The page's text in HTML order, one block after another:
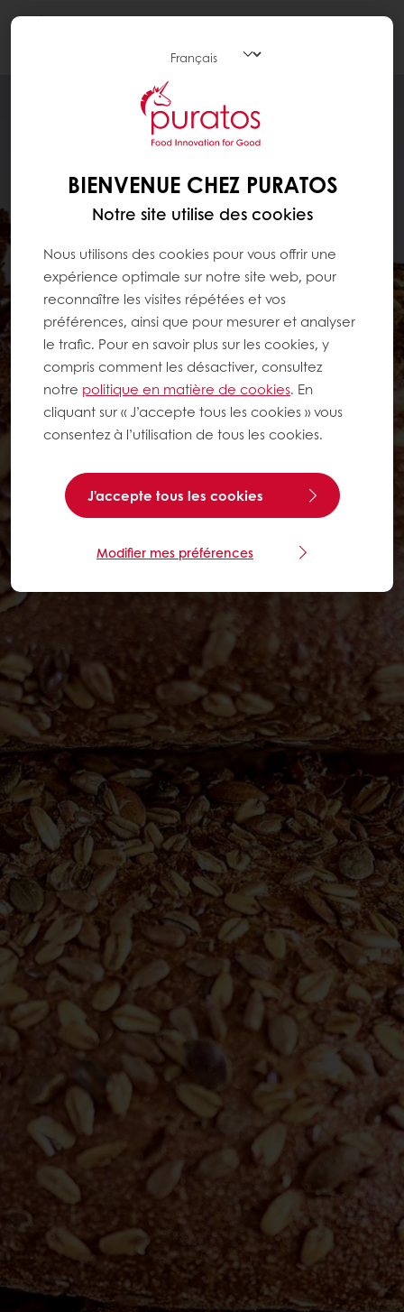
BIENVENUE CHEZ PURATOS
Notre site utilise des cookies
Nous utilisons des cookies pour vous offrir une
expérience optimale sur notre site web, pour
reconnaître les visites répétées et vos
préférences, ainsi que pour mesurer et analyser
le trafic. Pour en savoir plus sur les cookies, y
compris comment les désactiver, consultez
notre politique en matière de cookies. En
cliquant sur « J’accepte tous les cookies » vous
consentez à l’utilisation de tous les cookies.
J'accepte tous les cookies
Modifier mes préférences